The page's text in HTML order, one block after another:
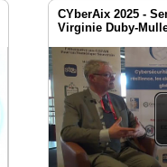
CYberAix 2025 -
Virginie Duby-